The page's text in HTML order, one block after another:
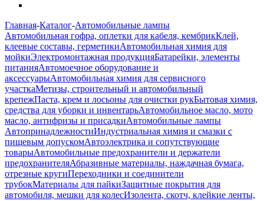
Главная-Каталог-Автомобильные лампы
Автомобильная гофра, оплетки для кабеля, кембрикКлей,
клеевые составы, герметикиАвтомобильная химия для
мойкиЭлектромонтажная продукцияБатарейки, элементы
питанияАвтомоечное оборудование и
аксессуарыАвтомобильная химия для сервисного
участкаМетизы, строительный и автомобильный
крепежПаста, крем и лосьоны для очистки рукБытовая химия,
средства для уборки и инвентарьАвтомобильное масло, мото
масло, антифризы и присадкиАвтомобильные лампы
АвтопринадлежностиИндустриальная химия и смазки с
пищевым допускомАвтоэлектрика и сопутствующие
товарыАвтомобильные предохранители и держатели
предохранителяАбразивные материалы, наждачная бумага,
отрезные кругиПереходники и соединители
трубокМатериалы для пайкиЗащитные покрытия для
автомобиля, мешки для колесИзолента, скотч, клейкие ленты,